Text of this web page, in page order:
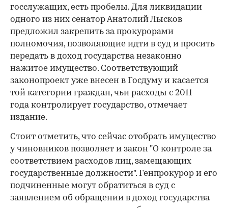
госслужащих, есть пробелы. Для ликвидации
одного из них сенатор Анатолий Лысков
предложил закрепить за прокурорами
полномочия, позволяющие идти в суд и просить
передать в доход государства незаконно
нажитое имущество. Соответствующий
законопроект уже внесен в Госдуму и касается
той категории граждан, чьи расходы с 2011
года контролирует государство, отмечает
издание.
Стоит отметить, что сейчас отобрать имущество
у чиновников позволяет и закон "О контроле за
соответствием расходов лиц, замещающих
государственные должности". Генпрокурор и его
подчиненные могут обратиться в суд с
заявлением об обращении в доход государства